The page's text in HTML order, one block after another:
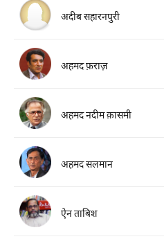
अदीब सहारनपुरी
अहमद फ़राज़
अहमद नदीम क़ासमी
अहमद सलमान
ऐन ताबिश